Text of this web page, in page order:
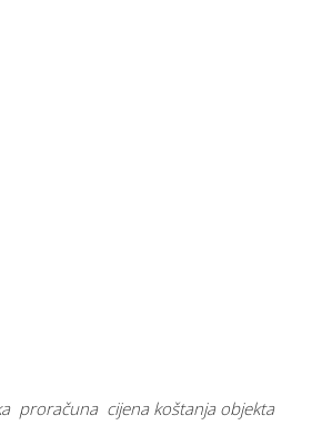
proračuna cijena koštanja objekta